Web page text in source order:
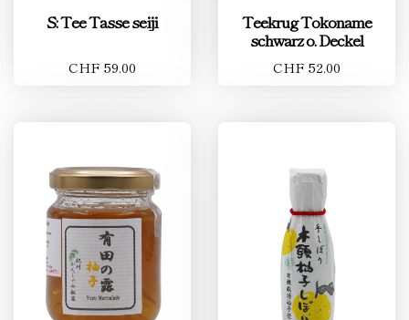
S: Tee Tasse seiji
CHF 59.00
Teekrug Tokoname
schwarz o. Deckel
CHF 52.00